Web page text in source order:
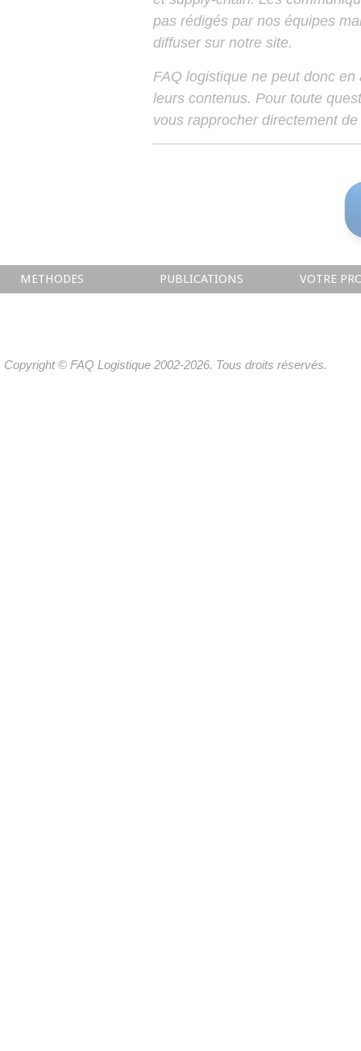
pas rédigés par nos équipes
diffuser sur notre site.
FAQ logistique ne peut donc
leurs contenus. Pour toute
vous rapprocher directement
METHODES PUBLICATIONS VOTRE
Copyright © FAQ Logistique 2002-2026. Tous droits réservés.